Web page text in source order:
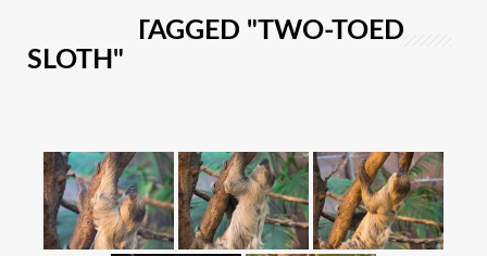
IMAGES TAGGED "TWO-TOED
SLOTH"